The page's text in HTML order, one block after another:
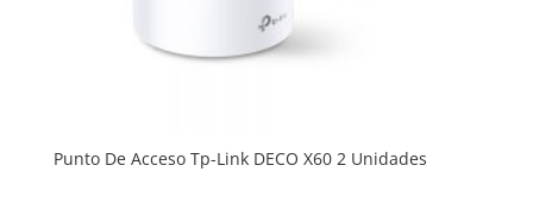
Punto De Acceso Tp-Link DECO X60 2 Unidades